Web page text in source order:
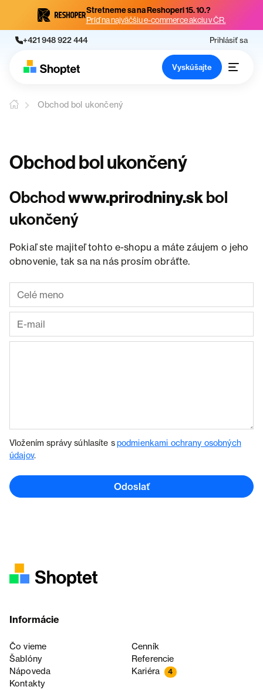
Stretneme sa na Reshoperi 15. 10.?
Príď na najväčšiu e-commerce akciu v ČR.
+421 948 922 444 Prihlásiť sa
Vyskúšajte
Obchod bol ukončený
Obchod bol ukončený
Obchodwww.prirodniny.skbol
ukončený
Pokiaľ ste majiteľ tohto e-shopu a máte záujem o jeho
obnovenie, tak sa na nás prosím obráťte.
Vložením správy súhlasíte spodmienkami ochrany osobných
údajov.
Odoslať
Informácie
Čo vieme
Cenník
Šablóny
Referencie
Nápoveda
Kariéra 4
Kontakty